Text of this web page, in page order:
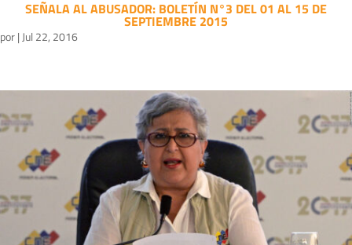
SEÑALA AL ABUSADOR: BOLETÍN N°3 DEL 01 AL 15 DE
SEPTIEMBRE 2015
por| Jul 22, 2016